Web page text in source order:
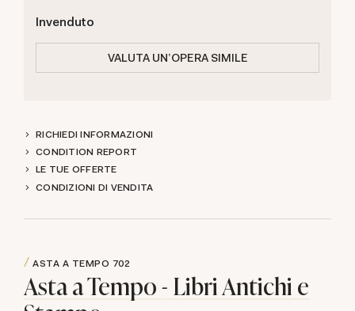
Invenduto
VALUTA UN'OPERA SIMILE
RICHIEDI INFORMAZIONI
CONDITION REPORT
LE TUE OFFERTE
CONDIZIONI DI VENDITA
ASTA A TEMPO 702
Asta a Tempo - Libri Antichi e